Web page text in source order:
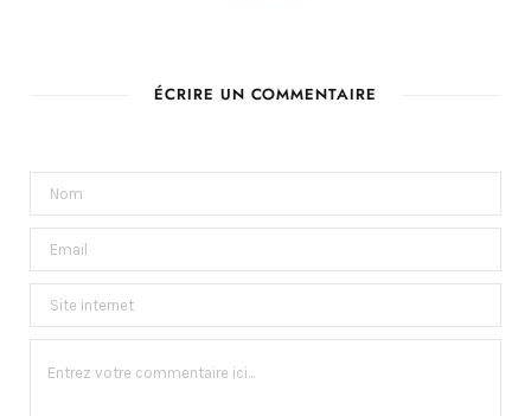
ÉCRIRE UN COMMENTAIRE